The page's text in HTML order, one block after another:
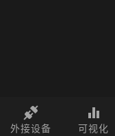
外接设备 可视化